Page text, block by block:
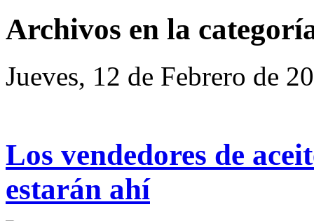
Archivos en la
Jueves, 12 de Febrero de
Los vendedores de
estarán ahí